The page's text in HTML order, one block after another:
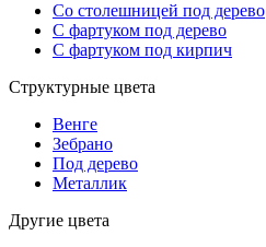
Со столешницей под дерево
С фартуком под дерево
С фартуком под кирпич
Структурные цвета
Венге
Зебрано
Под дерево
Металлик
Другие цвета